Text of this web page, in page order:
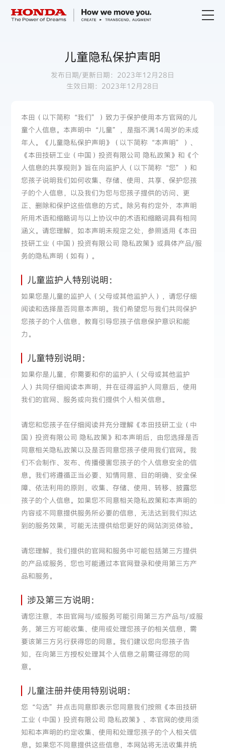
技术创新
赛事运动
儿童隐私保护声明
发布日期/更新日期：2023年12月28日
生效日期：2023年12月28日
本田（以下简称“我们”）致力于保护使用本方官网的儿
童个人信息。本声明中“儿童”，是指不满14周岁的未成
年人。《儿童隐私保护声明》（以下简称“本声明”）、
《本田技研工业（中国）投资有限公司 隐私政策》和《个
人信息的共享规则》旨在向监护人（以下简称“您”）和
您孩子说明我们如何收集、存储、使用、共享、保护您孩
子的个人信息，以及我们为您与您孩子提供的访问、更
正、删除和保护这些信息的方式。除另有约定外，本声明
所用术语和缩略词与以上协议中的术语和缩略词具有相同
涵义。请您理解，如本声明未规定之处，参照适用《本田
技研工业（中国）投资有限公司 隐私政策》或具体产品/服
务的隐私声明（如有）。
儿童监护人特别说明：
如果您是儿童的监护人（父母或其他监护人），请您仔细
阅读和选择是否同意本声明。我们希望您与我们共同保护
您孩子的个人信息，教育引导您孩子信息保护意识和能
力。
儿童特别说明：
如果你是儿童，你需要和你的监护人（父母或其他监护
人）共同仔细阅读本声明，并在征得监护人同意后，使用
我们的官网、服务或向我们提供个人相关信息。
请您和您孩子在仔细阅读并充分理解《本田技研工业（中
国）投资有限公司 隐私政策》和本声明后，由您选择是否
同意相关隐私政策以及是否同意您孩子使用我们官网。我
们不会制作、发布、传播侵害您孩子的个人信息安全的信
息。我们将遵循正当必要、知情同意、目的明确、安全保
障、依法利用的原则，收集、存储、使用、转移、披露您
孩子的个人信息。如果您不同意相关隐私政策和本声明的
内容或不同意提供服务所必要的信息，无法达到我们拟达
到的服务效果，可能无法提供给您更好的网站浏览体验。
请您理解，我们提供的官网和服务中可能包括第三方提供
的产品或服务，您也可能通过本官网登录和使用第三方产
品和服务。
涉及第三方说明：
请您注意，本田官网与/或服务可能引用第三方产品与/或服
务，第三方可能收集、使用或处理您孩子的相关信息，需
要该第三方另行获得您的同意。我们建议您向您孩子告
知，在向第三方授权处理其个人信息之前需征得您的同
意。
儿童注册并使用特别说明：
您“勾选”并点击同意即表示您同意我们按照《本田技研
工业（中国）投资有限公司 隐私政策》、本官网的使用须
知和本声明的约定收集、使用和处理您孩子的个人相关信
息。如果您不同意提供这些信息，本网站将无法收集并统